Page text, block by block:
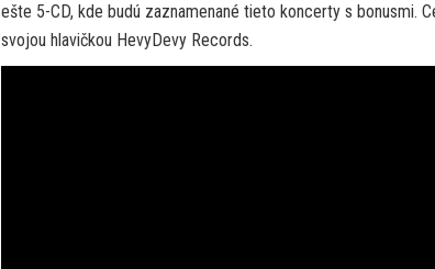
ešte 5-CD, kde budú zaznamenané tieto koncerty s bonusmi.
svojou hlavičkou HevyDevy Records.